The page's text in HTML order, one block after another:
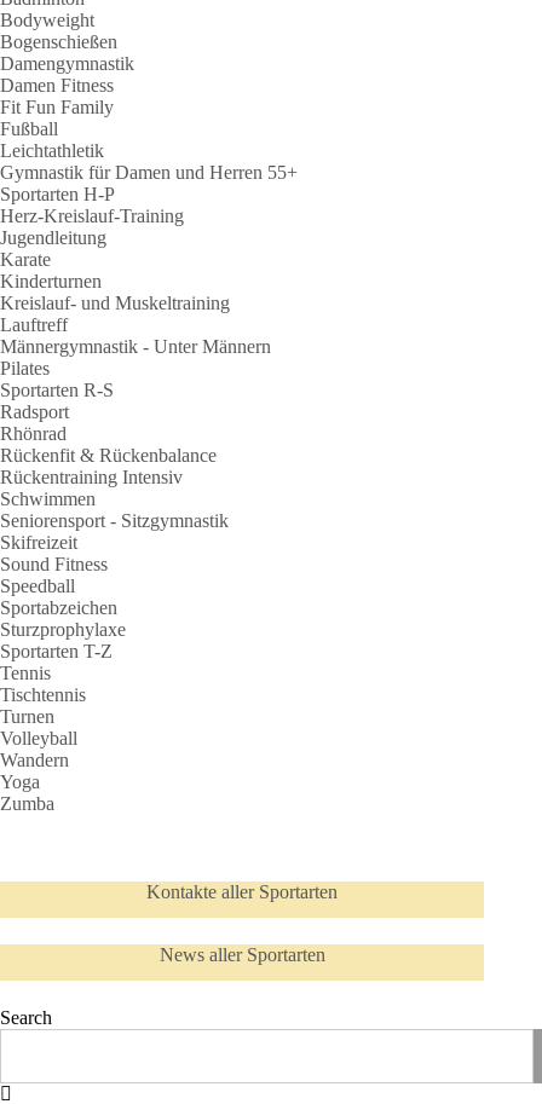
Bodyweight
Bogenschießen
Damengymnastik
Damen Fitness
Fit Fun Family
Fußball
Leichtathletik
Gymnastik für Damen und Herren 55+
Sportarten H-P
Herz-Kreislauf-Training
Jugendleitung
Karate
Kinderturnen
Kreislauf- und Muskeltraining
Lauftreff
Männergymnastik - Unter Männern
Pilates
Sportarten R-S
Radsport
Rhönrad
Rückenfit & Rückenbalance
Rückentraining Intensiv
Schwimmen
Seniorensport - Sitzgymnastik
Skifreizeit
Sound Fitness
Speedball
Sportabzeichen
Sturzprophylaxe
Sportarten T-Z
Tennis
Tischtennis
Turnen
Volleyball
Wandern
Yoga
Zumba
Kontakte aller Sportarten
News aller Sportarten
Search